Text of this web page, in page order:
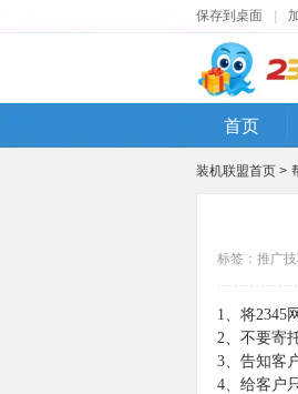
保存到桌面
首页
装机联盟首页 >
标签： 推广
1、将2345
2、不要寄
3、告知客
4、给客户